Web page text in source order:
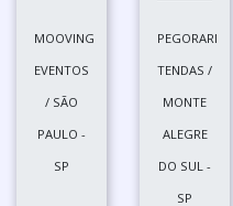
MOOVING
EVENTOS
/ SÃO
PAULO -
SP
PEGORARI
TENDAS /
MONTE
ALEGRE
DO SUL -
SP